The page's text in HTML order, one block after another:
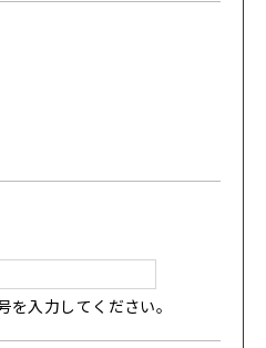
入力してください。